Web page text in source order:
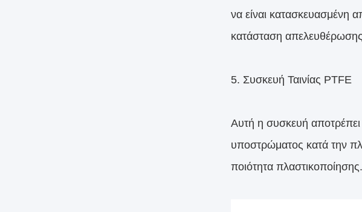
να είναι κατασκευασμένη
κατάσταση
5. Συσκευή Ταινίας PTFE
Αυτή η συσκευή αποτρέπει
υποστρώματος κατά την
ποιότητα πλαστικοποίησης.